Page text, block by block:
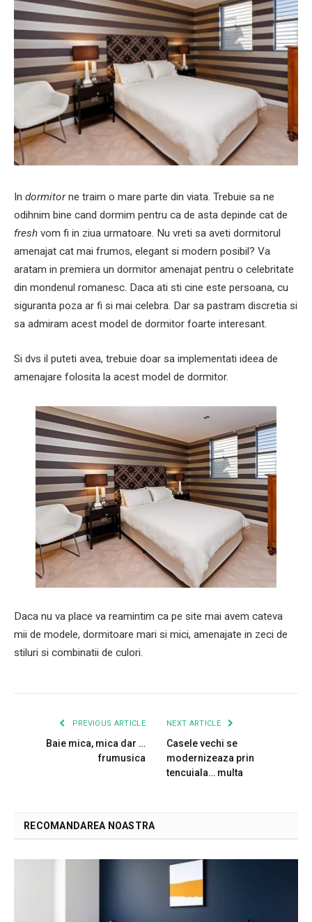
In dormitorne traim o mare parte din viata. Trebuie sa ne
odihnim bine cand dormim pentru ca de asta depinde cat de
fresh vom fi in ziua urmatoare. Nu vreti sa aveti dormitorul
amenajat cat mai frumos, elegant si modern posibil? Va
aratam in premiera un dormitor amenajat pentru o celebritate
din mondenul romanesc. Daca ati sti cine este persoana, cu
siguranta poza ar fi si mai celebra. Dar sa pastram discretia si
sa admiram acest model de dormitor foarte interesant.
Si dvs il puteti avea, trebuie doar sa implementati ideea de
amenajare folosita la acest model de dormitor.
Daca nu va place va reamintim ca pe site mai avem cateva
mii de modele, dormitoare mari si mici, amenajate in zeci de
stiluri si combinatii de culori.
PREVIOUS ARTICLE
Baie mica, mica dar …
frumusica
NEXT ARTICLE
Casele vechi se
modernizeaza prin
tencuiala… multa
RECOMANDAREA NOASTRA